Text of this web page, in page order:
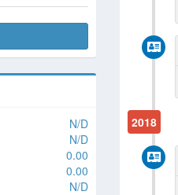
N/D
N/D
0.00
0.00
N/D
2018